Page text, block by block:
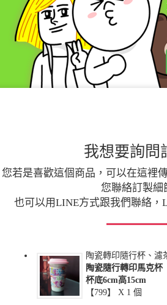
我想要詢問
您若是喜歡這個商品，可以在這裡
您聯絡訂製細
也可以用LINE方式跟我們聯絡，
陶瓷轉印隨行杯、濾
陶瓷隨行轉印馬克杯
杯底6cm高15cm
【799】 X 1 個